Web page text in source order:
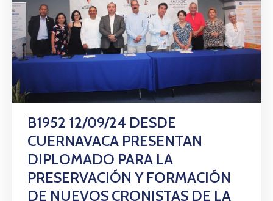
B1952 12/09/24 DESDE
CUERNAVACA PRESENTAN
DIPLOMADO PARA LA
PRESERVACIÓN Y FORMACIÓN
DE NUEVOS CRONISTAS DE LA